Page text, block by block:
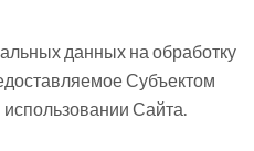
данных на обработку
Субъектом
Сайта.